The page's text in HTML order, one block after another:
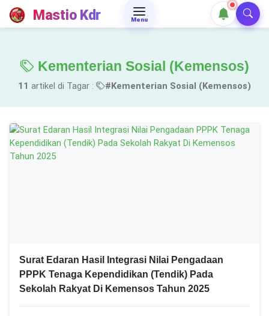
Mastio Kdr Menu
Kementerian Sosial (Kemensos)
11 artikel di Tagar : #Kementerian Sosial (Kemensos)
Surat Edaran Hasil Integrasi Nilai Pengadaan
PPPK Tenaga Kependidikan (Tendik) Pada
Sekolah Rakyat Di Kemensos Tahun 2025